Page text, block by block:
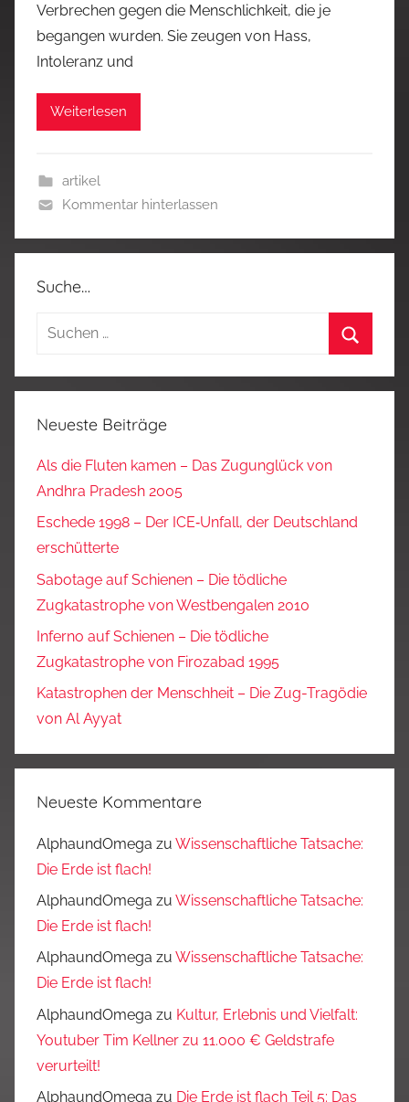
Verbrechen gegen die Menschlichkeit, die je
begangen wurden. Sie zeugen von Hass,
Intoleranz und
Weiterlesen
artikel
Kommentar hinterlassen
Suche…
Suchen
Neueste Beiträge
Als die Fluten kamen – Das Zugunglück von
Andhra Pradesh 2005
Eschede 1998 – Der ICE‑Unfall, der Deutschland
erschütterte
Sabotage auf Schienen – Die tödliche
Zugkatastrophe von Westbengalen 2010
Inferno auf Schienen – Die tödliche
Zugkatastrophe von Firozabad 1995
Katastrophen der Menschheit – Die Zug-Tragödie
von Al Ayyat
Neueste Kommentare
AlphaundOmega zu Wissenschaftliche Tatsache:
Die Erde ist flach!
AlphaundOmega zu Wissenschaftliche Tatsache:
Die Erde ist flach!
AlphaundOmega zu Wissenschaftliche Tatsache:
Die Erde ist flach!
AlphaundOmega zu Kultur, Erlebnis und Vielfalt:
Youtuber Tim Kellner zu 11.000 € Geldstrafe
verurteilt!
AlphaundOmega zu Die Erde ist flach Teil 5: Das